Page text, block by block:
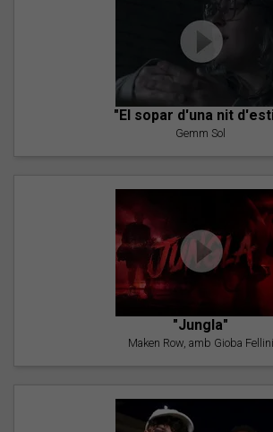
"El sopar d'una nit
Gemm Sol
"Jungla"
Maken Row, amb Gioba Fellini